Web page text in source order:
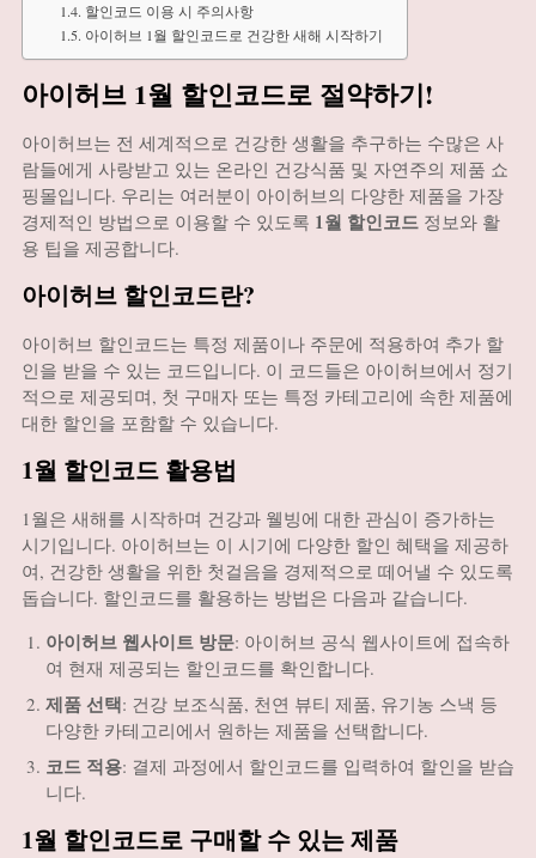
할인코드 이용 시 주의사항
아이허브 1월 할인코드로 건강한 새해 시작하기
아이허브 1월 할인코드로 절약하기!
아이허브는 전 세계적으로 건강한 생활을 추구하는 수많은 사
람들에게 사랑받고 있는 온라인 건강식품 및 자연주의 제품 쇼
핑몰입니다. 우리는 여러분이 아이허브의 다양한 제품을 가장
경제적인 방법으로 이용할 수 있도록 1월 할인코드정보와 활
용 팁을 제공합니다.
아이허브 할인코드란?
아이허브 할인코드는 특정 제품이나 주문에 적용하여 추가 할
인을 받을 수 있는 코드입니다. 이 코드들은 아이허브에서 정기
적으로 제공되며, 첫 구매자 또는 특정 카테고리에 속한 제품에
대한 할인을 포함할 수 있습니다.
1월 할인코드 활용법
1월은 새해를 시작하며 건강과 웰빙에 대한 관심이 증가하는
시기입니다. 아이허브는 이 시기에 다양한 할인 혜택을 제공하
여, 건강한 생활을 위한 첫걸음을 경제적으로 떼어낼 수 있도록
돕습니다. 할인코드를 활용하는 방법은 다음과 같습니다.
아이허브 웹사이트 방문: 아이허브 공식 웹사이트에 접속하
여 현재 제공되는 할인코드를 확인합니다.
제품 선택: 건강 보조식품, 천연 뷰티 제품, 유기농 스낵 등
다양한 카테고리에서 원하는 제품을 선택합니다.
코드 적용: 결제 과정에서 할인코드를 입력하여 할인을 받습
니다.
1월 할인코드로 구매할 수 있는 제품